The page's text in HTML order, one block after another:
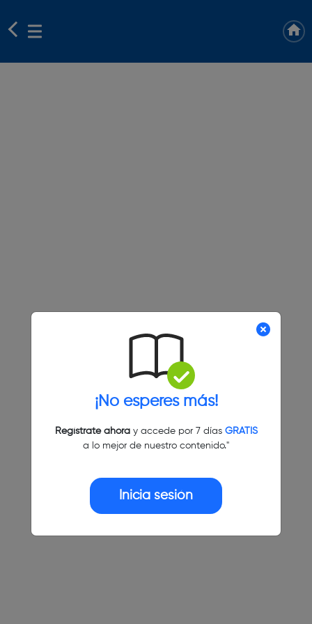
¡No esperes más!
Regístrate ahoray accede por 7 días GRATIS
a lo mejor de nuestro contenido."
Inicia sesión